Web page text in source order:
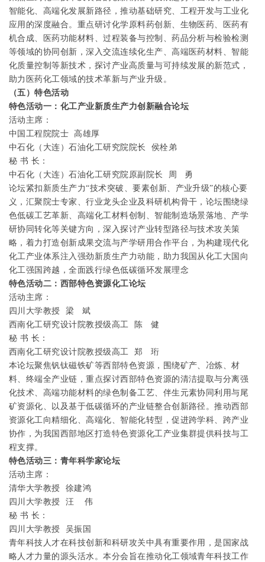
智能化、高端化发展新路径，推动基础研究、工程开发与工业化
应用的深度融合。重点研讨化学原料药创新、生物医药、医药有
机合成、医药功能材料、过程装备与控制、药品分析与检验检测
等领域的协同创新，深入交流连续化生产、高端医药材料、智能
化质量控制等新技术，探讨产业高质量与可持续发展的新范式，
助力医药化工领域的技术革新与产业升级。
（五）特色活动
特色活动一：化工产业新质生产力创新融合论坛
活动主席：
中国工程院院士
高雄厚
中石化（大连）石油化工研究院院长 侯栓弟
秘 书 长：
中石化（大连）石油化工研究院原副院长 周
勇
论坛紧扣新质生产力“技术突破、要素创新、产业升级”的核心要
义，汇聚院士专家、行业龙头企业及科研机构骨干，论坛围绕绿
色低碳工艺革新、高端化工材料创制、智能制造场景落地、产学
研协同转化等关键方向，深入探讨产业转型路径与技术攻关策
略，着力打造创新成果交流与产学研用合作平台，为构建现代化
化工产业体系注入强劲新质生产力动能，助力我国从化工大国向
化工强国跨越，全面践行绿色低碳循环发展理念
特色活动二：西部特色资源化工论坛
活动主席：
四川大学教授
梁
斌
西南化工研究设计院教授级高工
陈
健
秘 书 长：
西南化工研究设计院教授级高工
郑
珩
本论坛聚焦钒钛磁铁矿等西部特色资源，围绕矿产、冶炼、材
料、终端全产业链，重点探讨西部特色资源的清洁提取与分离强
化技术、高端功能材料的绿色制备工艺、伴生元素协同利用与尾
矿资源化、以及基于低碳循环的产业链整合创新路径。推动西部
资源化工向精细化、高端化、智能化转型，促进跨学科、跨产业
协作，为我国西部地区打造特色资源化工产业集群提供科技与工
程支撑。
特色活动三：青年科学家论坛
活动主席：
清华大学教授
徐建鸿
四川大学教授
汪
伟
秘 书 长：
四川大学教授
吴振国
青年科技人才在科技创新和科研攻关中具有重要作用，是国家战
略人才力量的源头活水。本分会旨在推动化工领域青年科技工作